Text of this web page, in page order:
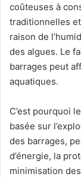
coûteuses à
traditionnelles
raison de
des algues. Le
barrages peut
aquatiques.
C’est pourquoi
basée sur
des barrages,
d’énergie, la
minimisation